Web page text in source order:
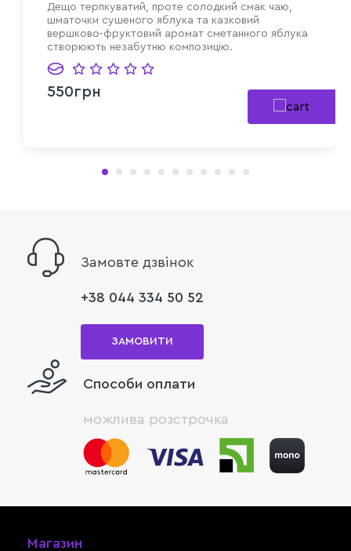
Дещо терпкуватий, проте солодкий смак чаю,
шматочки сушеного яблука та казковий
вершково-фруктовий аромат сметанного яблука
створюють незабутню композицію.
550грн
Замовте дзвінок
+38 044 334 50 52
ЗАМОВИТИ
Способи оплати
можлива розстрочка
Магазин